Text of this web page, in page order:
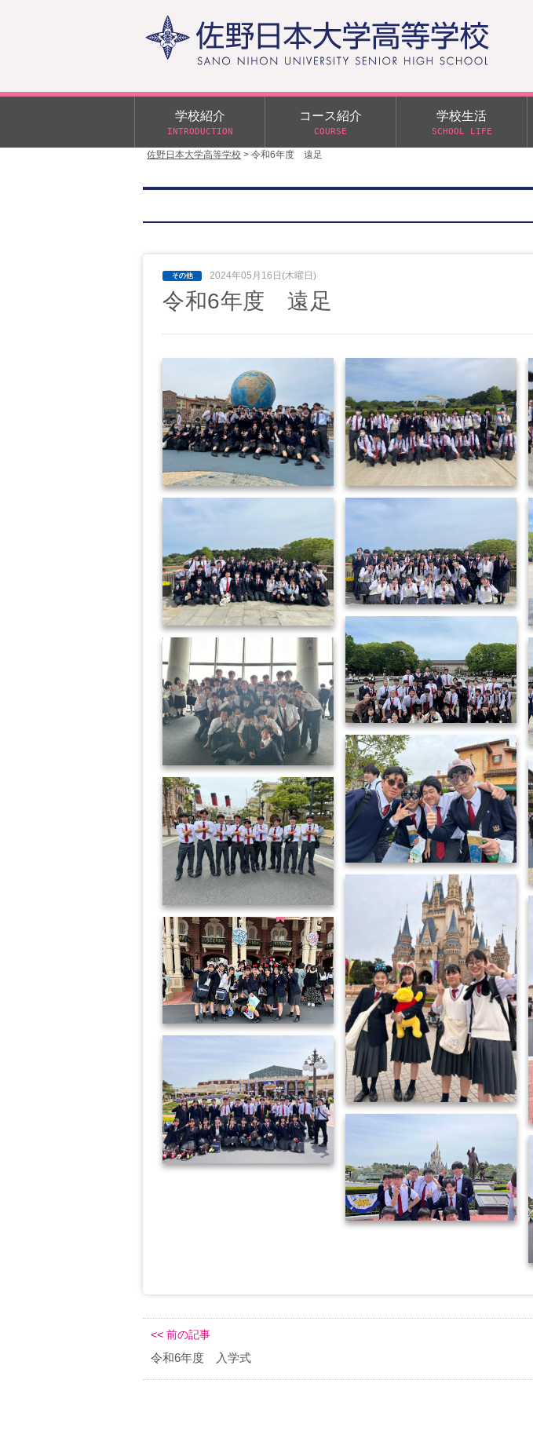
佐野日本大学高等学校 > 令和6年度 遠足
学校紹介
INTRODUCTION
学校案内 メディア掲載
コース紹介
COURSE
αクラス 特別進学クラス（Tクラス）
学校生活
SCHOOL LIFE
スクールバス イベントアルバム
日大DAY
学校案内パンフレット オープンキャンパス
イベント案内
サニチヒーローズ 同窓会
2024年05月16日(木曜日)
令和6年度 遠足
<< 前の記事
令和6年度 入学式